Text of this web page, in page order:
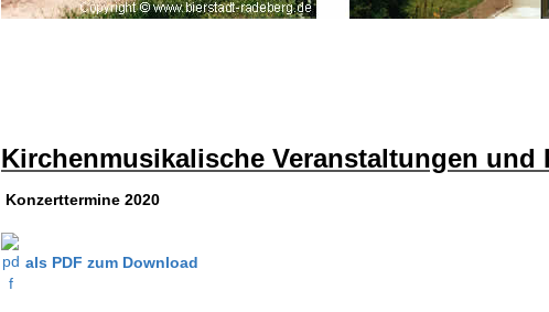
Kirchenmusikalische Veranstaltungen und
Konzerttermine 2020
als PDF zum Download